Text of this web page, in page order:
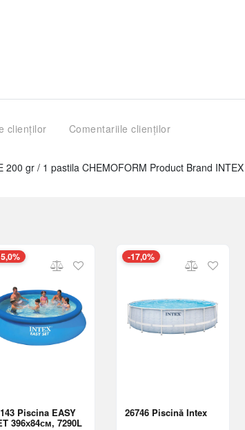
clienților Comentariile clienților
200 gr / 1 pastila CHEMOFORM Product Brand INTEX
Piscina EASY
396х84см, 7290L
-17,0%
26746 Piscină Intex